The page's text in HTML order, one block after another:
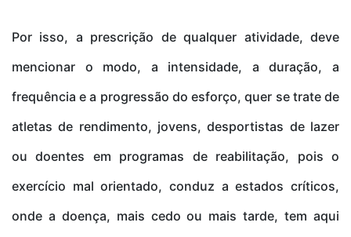
Por isso, a prescrição de qualquer atividade, deve
mencionar o modo, a intensidade, a duração, a
frequência e a progressão do esforço, quer se trate de
atletas de rendimento, jovens, desportistas de lazer
ou doentes em programas de reabilitação, pois o
exercício mal orientado, conduz a estados críticos,
onde a doença, mais cedo ou mais tarde, tem aqui